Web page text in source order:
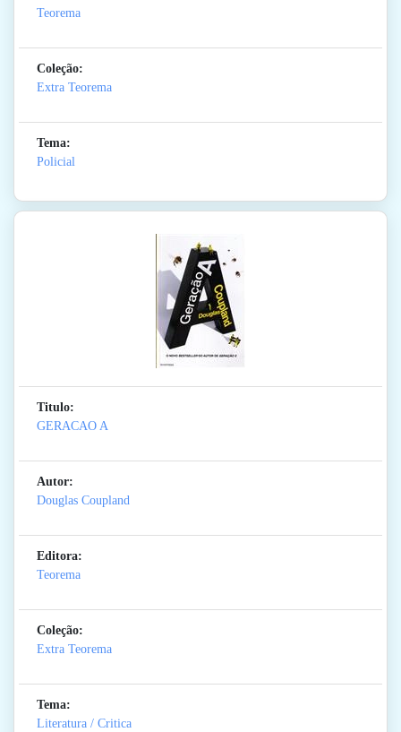
Teorema
Coleção:
Extra Teorema
Tema:
Policial
Titulo:
GERACAO A
Autor:
Douglas Coupland
Editora:
Teorema
Coleção:
Extra Teorema
Tema:
Literatura / Critica